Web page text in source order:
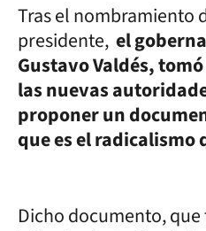
Tras el nombramiento
presidente, el
Gustavo Valdés,
las nuevas
proponer un
que es el radicalismo
Dicho documento,